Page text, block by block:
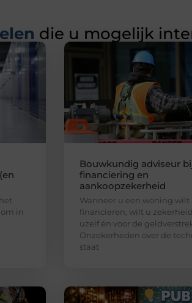
die u mogelijk
in
Bouwkundig adviseur
financiering en
aankoopzekerheid
Wanneer u een woning wilt
financieren, wilt u
uzelf én voor de
Onzekerheden over de
staat